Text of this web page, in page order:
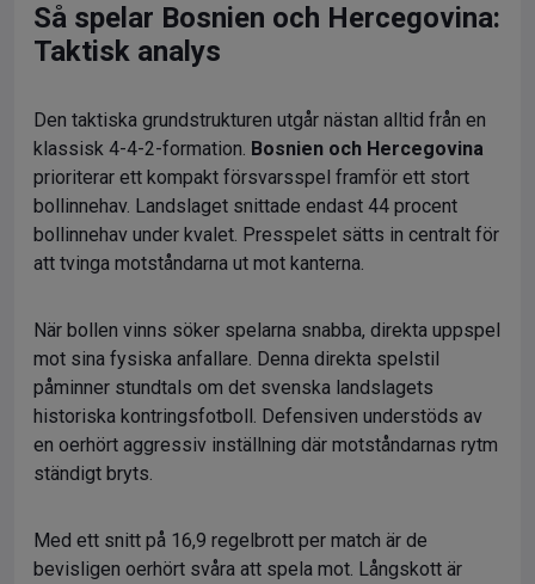
Så spelar Bosnien och Hercegovina:
Taktisk analys
Den taktiska grundstrukturen utgår nästan alltid från en
klassisk 4-4-2-formation. Bosnien och Hercegovina
prioriterar ett kompakt försvarsspel framför ett stort
bollinnehav. Landslaget snittade endast 44 procent
bollinnehav under kvalet. Presspelet sätts in centralt för
att tvinga motståndarna ut mot kanterna.
När bollen vinns söker spelarna snabba, direkta uppspel
mot sina fysiska anfallare. Denna direkta spelstil
påminner stundtals om det svenska landslagets
historiska kontringsfotboll. Defensiven understöds av
en oerhört aggressiv inställning där motståndarnas rytm
ständigt bryts.
Med ett snitt på 16,9 regelbrott per match är de
bevisligen oerhört svåra att spela mot. Långskott är